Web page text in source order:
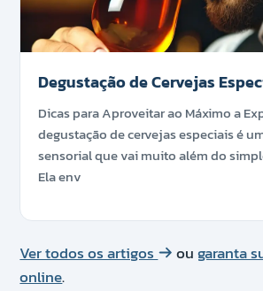
Degustação de Cervejas
Dicas para Aproveitar ao Máximo a
degustação de cervejas especiais é
sensorial que vai muito além do
Ela env
Ver todos os artigos ougaranta
online.